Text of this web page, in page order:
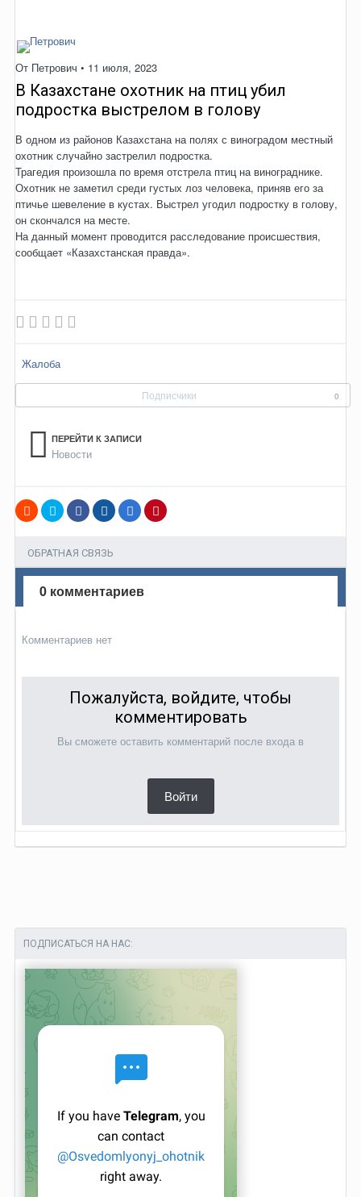
От Петрович • 11 июля, 2023
В Казахстане охотник на птиц убил
подростка выстрелом в голову
В одном из районов Казахстана на полях с виноградом местный
охотник случайно застрелил подростка.
Трагедия произошла по время отстрела птиц на винограднике.
Охотник не заметил среди густых лоз человека, приняв его за
птичье шевеление в кустах. Выстрел угодил подростку в голову,
он скончался на месте.
На данный момент проводится расследование происшествия,
сообщает «Казахстанская правда».
Жалоба
Подписчики 0
ПЕРЕЙТИ К ЗАПИСИ
Новости
ОБРАТНАЯ СВЯЗЬ
0 комментариев
Комментариев нет
Пожалуйста, войдите, чтобы
комментировать
Вы сможете оставить комментарий после входа в
Войти
ПОДПИСАТЬСЯ НА НАС: